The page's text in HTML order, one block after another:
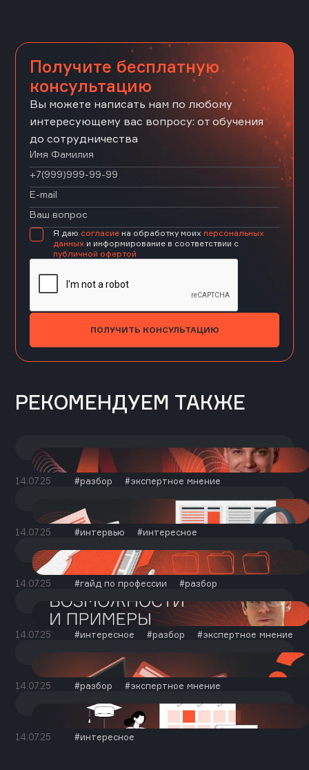
Получите бесплатную
консультацию
Вы можете написать нам по любому
интересующему вас вопросу: от обучения
до сотрудничества
Я даю согласие на обработку моих персональных
данных и информирование в соответствии с
публичной офертой
ПОЛУЧИТЬ КОНСУЛЬТАЦИЮ
РЕКОМЕНДУЕМ ТАКЖЕ
14.07.25 разбор экспертное мнение
14.07.25 интервью интересное
14.07.25 гайд по профессии разбор
14.07.25 интересное разбор экспертное мнение
14.07.25 разбор экспертное мнение
14.07.25 интересное